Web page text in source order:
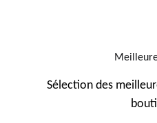
Sélection des